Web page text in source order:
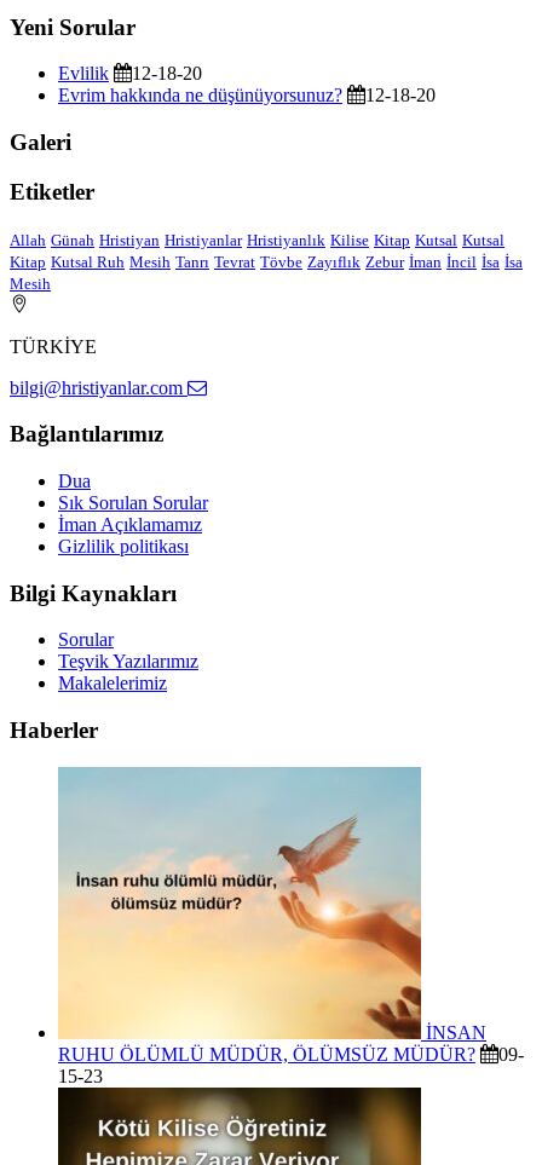
Yeni Sorular
Evlilik
12-18-20
Evrim hakkında ne düşünüyorsunuz?
12-18-20
Galeri
Etiketler
Allah Günah Hristiyan Hristiyanlar Hristiyanlık Kilise Kitap Kutsal Kutsal
Kitap Kutsal Ruh Mesih Tanrı Tevrat Tövbe Zayıflık Zebur İman İncil İsa İsa
Mesih
TÜRKİYE
bilgi@hristiyanlar.com
Bağlantılarımız
Dua
Sık Sorulan Sorular
İman Açıklamamız
Gizlilik politikası
Bilgi Kaynakları
Sorular
Teşvik Yazılarımız
Makalelerimiz
Haberler
İNSAN
RUHU ÖLÜMLÜ MÜDÜR, ÖLÜMSÜZ MÜDÜR?
09-
15-23